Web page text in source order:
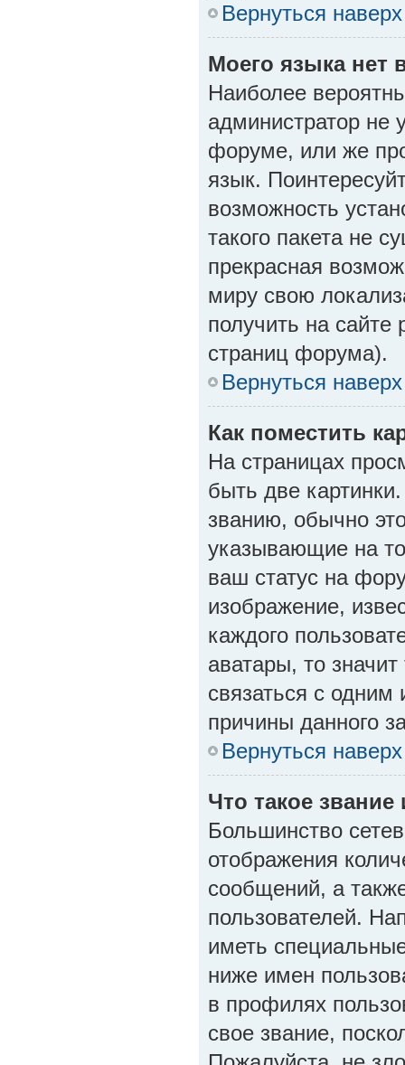
Вернуться наверх
Моего языка нет
Наиболее
администратор не
форуме, или же
язык.
возможность
такого пакета не
прекрасная
миру свою
получить на сайте
страниц форума).
Вернуться наверх
Как поместить
На страницах
быть две
званию, обычно
указывающие на
ваш статус на
изображение,
каждого
аватары, то
связаться с одним
причины данного
Вернуться наверх
Что такое звание
Большинство
отображения
сообщений, а
пользователей.
иметь
ниже имен
в профилях
свое звание,